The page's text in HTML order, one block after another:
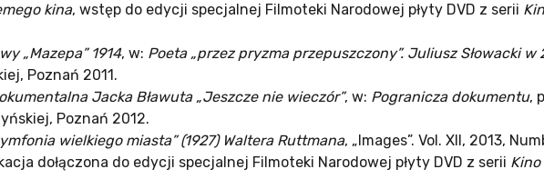
kina, wstęp do edycji specjalnej Filmoteki Narodowej płyty DVD z serii
„Mazepa” 1914, w: Poeta „przez pryzma przepuszczony”. Juliusz Słowacki
Poznań 2011.
Jacka Bławuta „Jeszcze nie wieczór”, w: Pogranicza dokumentu,
Poznań 2012.
wielkiego miasta” (1927) Waltera Ruttmana, „Images”. Vol. XII, 2013,
dołączona do edycji specjalnej Filmoteki Narodowej płyty DVD z serii